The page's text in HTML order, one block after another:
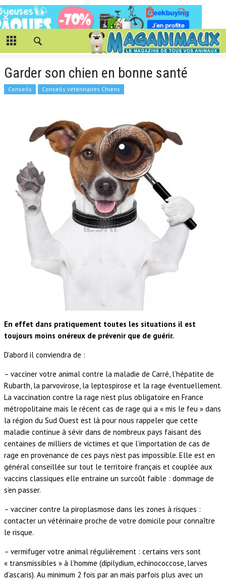
Garder son chien en bonne santé
Conseils Conseils vétérinaires Chiens
En effet dans pratiquement toutes les situations il est
toujours moins onéreux de prévenir que de guérir.
D’abord il conviendra de :
– vacciner votre animal contre la maladie de Carré, l’hépatite de
Rubarth, la parvovirose, la leptospirose et la rage éventuellement.
La vaccination contre la rage n’est plus obligatoire en France
métropolitaine mais le récent cas de rage qui a « mis le feu » dans
la région du Sud Ouest est là pour nous rappeler que cette
maladie continue à sévir dans de nombreux pays faisant des
centaines de milliers de victimes et que l’importation de cas de
rage en provenance de ces pays n’est pas impossible. Elle est en
général conseillée sur tout le territoire français et couplée aux
vaccins classiques elle entraine un surcoût faible : dommage de
s’en passer.
– vacciner contre la piroplasmose dans les zones à risques :
contacter un vétérinaire proche de votre domicile pour connaître
le risque.
– vermifuger votre animal régulièrement : certains vers sont
« transmissibles » à l’homme (dipilydium, echinococcose, larves
d’ascaris). Au minimum 2 fois par an mais parfois plus avec un